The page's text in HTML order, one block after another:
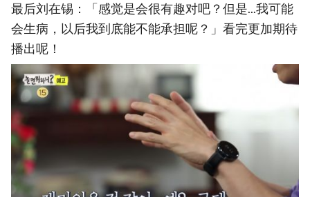
最后刘在锡：「感觉是会很有趣对吧？但是...我可能
会生病，以后我到底能不能承担呢？」看完更加期待
播出呢！